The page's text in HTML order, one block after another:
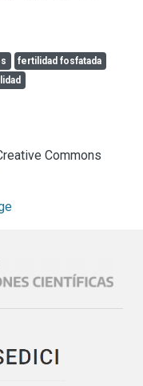
entre agua-
fertilidad fosfatada
Commons